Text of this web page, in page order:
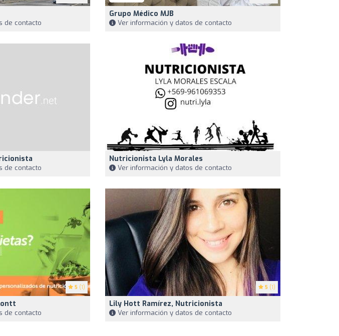
de contacto
Grupo Médico MJB
Ver información y datos de contacto
de contacto
Nutricionista Lyla Morales
Ver información y datos de contacto
5 (1)
de contacto
5 (1)
Lily Hott Ramírez, Nutricionista
Ver información y datos de contacto